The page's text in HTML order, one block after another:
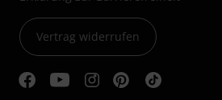
Vertrag widerrufen